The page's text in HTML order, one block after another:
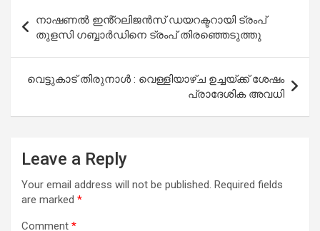
navigation
നാഷണൽ ഇൻ്റലിജൻസ് ഡയറക്ടറായി ട്രംപ്
തുളസി ഗബ്ബാർഡിനെ ട്രംപ് തിരഞ്ഞെടുത്തു
വെട്ടുകാട് തിരുനാള്‍ : വെള്ളിയാഴ്ച ഉച്ചയ്ക്ക് ശേഷം
പ്രാദേശിക അവധി
Leave a Reply
Your email address will not be published. Required fields
are marked *
Comment *